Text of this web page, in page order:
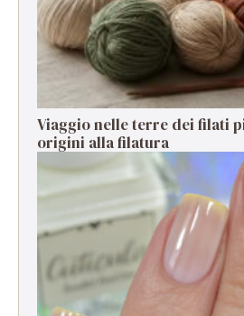
Viaggio nelle terre dei filati
origini alla filatura